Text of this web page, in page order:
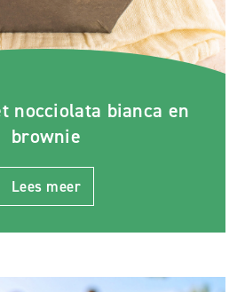
nocciolata bianca en
brownie
Lees meer